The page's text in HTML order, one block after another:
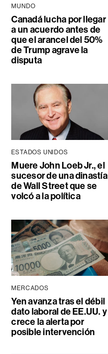
MUNDO
Canadá lucha por llegar
a un acuerdo antes de
que el arancel del 50%
de Trump agrave la
disputa
ESTADOS UNIDOS
Muere John Loeb Jr., el
sucesor de una dinastía
de Wall Street que se
volcó a la política
MERCADOS
Yen avanza tras el débil
dato laboral de EE.UU. y
crece la alerta por
posible intervención